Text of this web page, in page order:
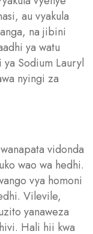
au vyakula
na jibini
ya watu
ya Sodium Lauryl
nyingi za
vidonda
wao wa hedhi.
vya homoni
Vilevile,
yanaweza
Hali hii kwa